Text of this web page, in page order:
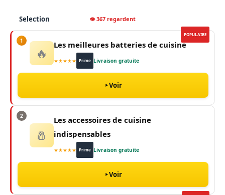
Selection 👁 367 regardent
POPULAIRE
1
🔥 Les meilleures batteries de cuisine
★★★★★ Prime Livraison gratuite
Voir
2
🧂
Les accessoires de cuisine
indispensables
★★★★★ Prime Livraison gratuite
Voir